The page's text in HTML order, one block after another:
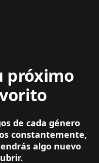
próximo
de cada género
constantemente,
algo nuevo